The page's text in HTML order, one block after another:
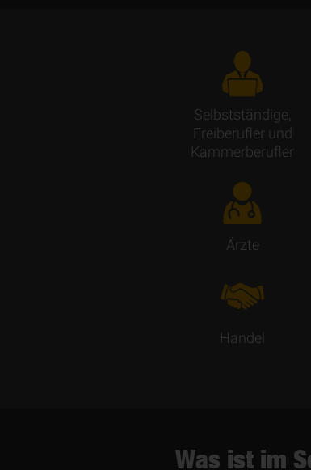
Selbstständige,
Freiberufler und
Kammerberufler
Ärzte
Handel
Was ist im